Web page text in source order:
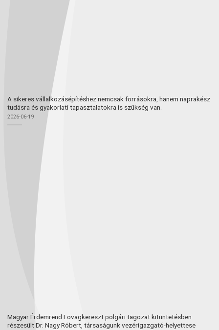
A sikeres vállalkozásépítéshez nemcsak forrásokra, hanem naprakész
tudásra és gyakorlati tapasztalatokra is szükség van.
2026-06-19
Magyar Érdemrend Lovagkereszt polgári tagozat kitüntetésben
részesült Dr. Nagy Róbert, társaságunk vezérigazgató-helyettese